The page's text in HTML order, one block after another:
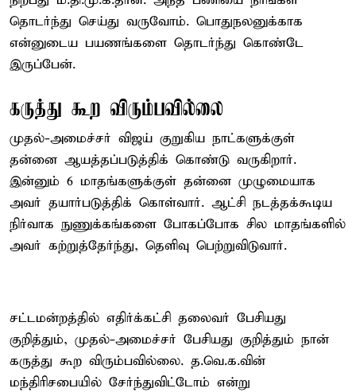
தொடர்ந்து செய்து வருவோம். பொதுநலனுக்காக
என்னுடைய பயணங்களை தொடர்ந்து கொண்டே
இருப்பேன்.
கருத்து கூற விரும்பவில்லை
முதல்-அமைச்சர் விஜய் குறுகிய நாட்களுக்குள்
தன்னை ஆயத்தப்படுத்திக் கொண்டு வருகிறார்.
இன்னும் 6 மாதங்களுக்குள் தன்னை முழுமையாக
அவர் தயார்படுத்திக் கொள்வார். ஆட்சி நடத்தக்கூடிய
நிர்வாக நுணுக்கங்களை போகப்போக சில மாதங்களில்
அவர் கற்றுத்தேர்ந்து, தெளிவு பெற்றுவிடுவார்.
சட்டமன்றத்தில் எதிர்க்கட்சி தலைவர் பேசியது
குறித்தும், முதல்-அமைச்சர் பேசியது குறித்தும் நான்
கருத்து கூற விரும்பவில்லை. த.வெ.க.வின்
மந்திரிசபையில் சேர்ந்துவிட்டோம் என்று